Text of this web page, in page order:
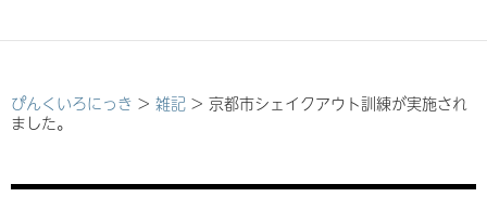
ぴんくいろにっき > 雑記 > 京都市シェイクアウト訓練が実施され
ました。